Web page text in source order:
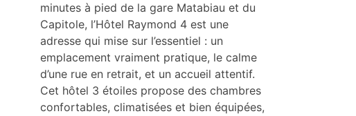
minutes à pied de la gare Matabiau et du
Capitole, l’Hôtel Raymond 4 est une
adresse qui mise sur l’essentiel : un
emplacement vraiment pratique, le calme
d’une rue en retrait, et un accueil attentif.
Cet hôtel 3 étoiles propose des chambres
confortables, climatisées et bien équipées,